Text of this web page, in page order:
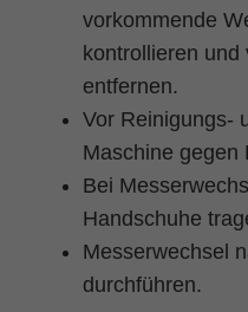
vorkommende
kontrollieren und
entfernen.
Vor Reinigungs-
Maschine gegen
Bei
Handschuhe
Messerwechsel
durchführen.